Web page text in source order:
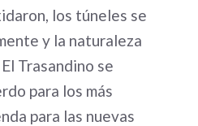
los túneles se
y la naturaleza
Trasandino se
para los más
para las nuevas